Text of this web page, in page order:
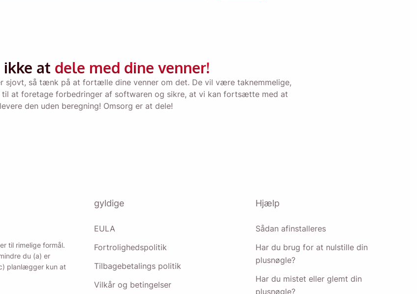
ikke at dele med dine venner!
sjovt, så tænk på at fortælle dine venner om det. De vil være taknemmelige,
at foretage forbedringer af softwaren og sikre, at vi kan fortsætte med at
levere den uden beregning! Omsorg er at dele!
til rimelige formål.
du (a) er
planlægger kun at
gyldige
EULA
Fortrolighedspolitik
Tilbagebetalings politik
Vilkår og betingelser
Hjælp
Sådan afinstalleres
Har du brug for at nulstille din
plusnøgle?
Har du mistet eller glemt din
plusnøgle?
accepterer du vores privatlivspolitik.